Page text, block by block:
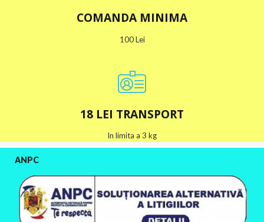
COMANDA MINIMA
100 Lei
18 LEI TRANSPORT
In limita a 3 kg
ANPC